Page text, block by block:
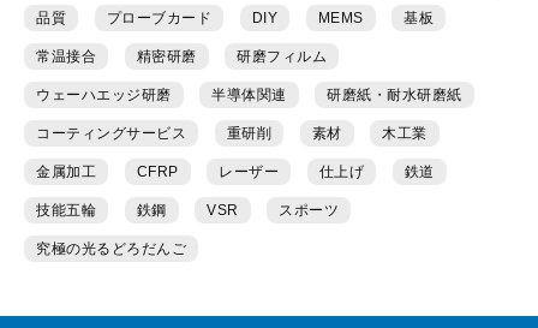
品質 プローブカード DIY MEMS 基板
常温接合 精密研磨 研磨フィルム
ウェーハエッジ研磨 半導体関連 研磨紙・耐水研磨紙
コーティングサービス 重研削 素材 木工業
金属加工 CFRP レーザー 仕上げ 鉄道
技能五輪 鉄鋼 VSR スポーツ
究極の光るどろだんご